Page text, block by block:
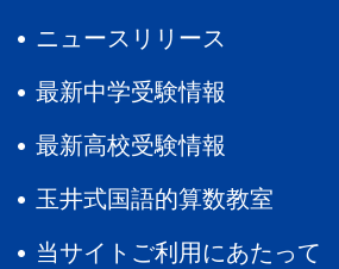
ニュースリリース
最新中学受験情報
最新高校受験情報
玉井式国語的算数教室
当サイトご利用にあたって